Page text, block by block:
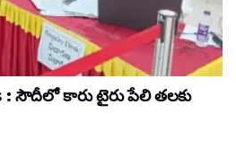
: సౌదీలో కారు టైరు పేలి తలకు